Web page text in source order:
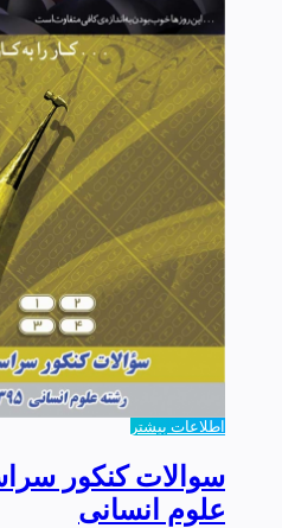
اطلاعات بیشتر
علوم انسانی